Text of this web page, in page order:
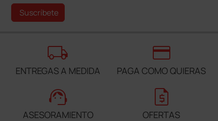
Suscríbete
local_shipping
ENTREGAS A MEDIDA
credit_card
PAGA COMO QUIERAS
support_agent
ASESORAMIENTO
request_quote
OFERTAS